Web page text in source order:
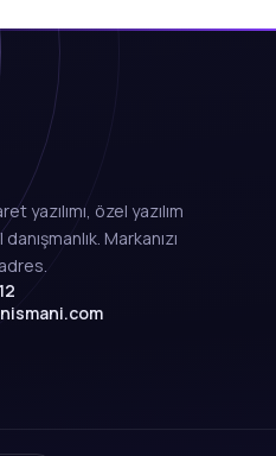
yazılımı, özel yazılım
Markanızı